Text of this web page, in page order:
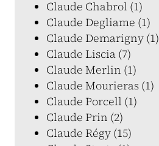
Claude Chabrol (1)
Claude Degliame (1)
Claude Demarigny (1)
Claude Liscia (7)
Claude Merlin (1)
Claude Mourieras (1)
Claude Porcell (1)
Claude Prin (2)
Claude Régy (15)